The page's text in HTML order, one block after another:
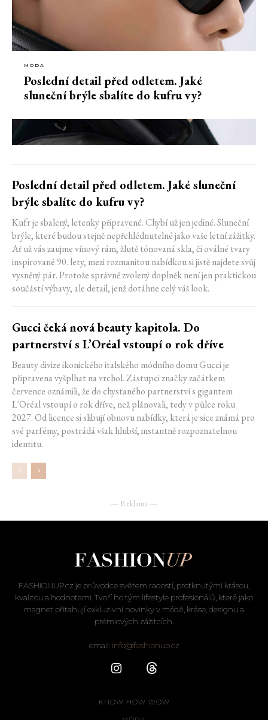
MÓDA
Poslední detail před odletem. Jaké
sluneční brýle sbalíte do kufru vy?
Poslední detail před odletem. Jaké sluneční
brýle sbalíte do kufru vy?
Kufr je sbalený, letenky připravené. Chybí už jen jediné. Sluneční
brýle, které budou stejně nepřehlédnutelné jako vaše letní zážitky.
Ať už vás zaujme vínový rám, žlutě tónovaná skla, či oválné tvary
inspirované 90. lety, mezi rozmanitou nabídkou si jistě najdete svůj
vysněný pár. Protože správně zvolený doplněk není jen praktickou
součástí výbavy, ale detail, jenž dotáhne celý váš look.
Gucci čeká nová beauty kapitola. Do
partnerství s L’Oréal vstoupí o rok dříve
Beauty divize ikonického italského módního domu Gucci je
připravena vyšplhat na vrchol. Zástupci značky začátkem
července oznámili, že do chystaného partnerství s gigantem
L'Oréal vstoupí o rok dříve, než plánovali, tedy v půlce roku
2027. Od licence si slibují obnovu nabídky, která je sice známá pro
své parfémy, postrádá však hlubší, instantně rozpoznatelnou
identitu.
― Reklama ―
FASHIONUP.cz je průvodce světem radostí, protknutými krásou,
kvalitou a hodnotami. Tvoří ho tým lifestyle profesionálů, které jako
magnet přitahují exkluzivní novinky v módě, kráse, designu a
prémiových zážitcích.
email: info@fashionup.cz
KNOW HOW WOW